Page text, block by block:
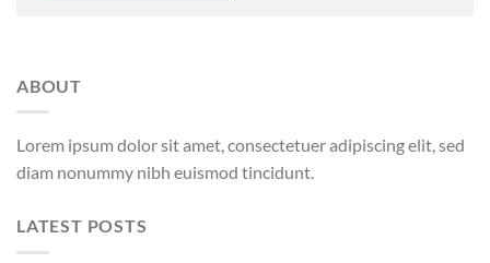
ABOUT
Lorem ipsum dolor sit amet, consectetuer adipiscing elit, sed
diam nonummy nibh euismod tincidunt.
LATEST POSTS